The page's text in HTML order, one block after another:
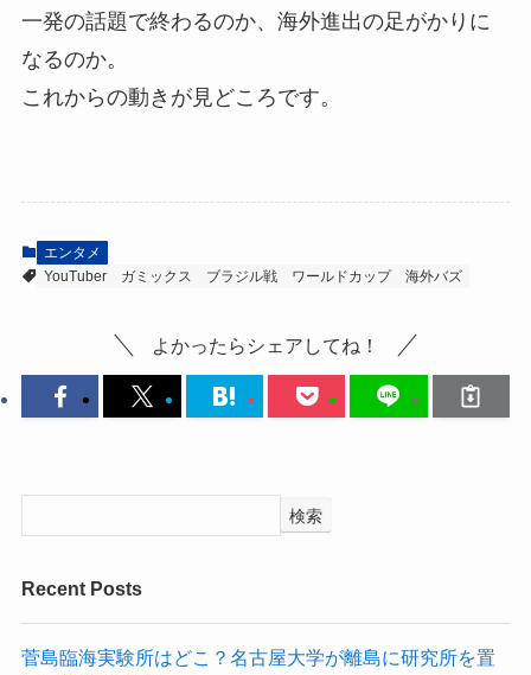
一発の話題で終わるのか、海外進出の足がかりに
なるのか。
これからの動きが見どころです。
エンタメ
YouTuber
ガミックス ブラジル戦 ワールドカップ 海外バズ
よかったらシェアしてね！
検索
Recent Posts
菅島臨海実験所はどこ？名古屋大学が離島に研究所を置